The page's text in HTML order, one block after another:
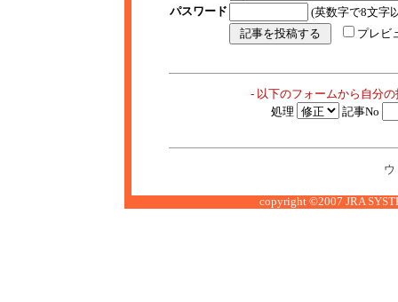
パスワード
(英数字で8文字
プレビ
- 以下のフォームから自分
処理
記事No
copyright ©2007 JRA